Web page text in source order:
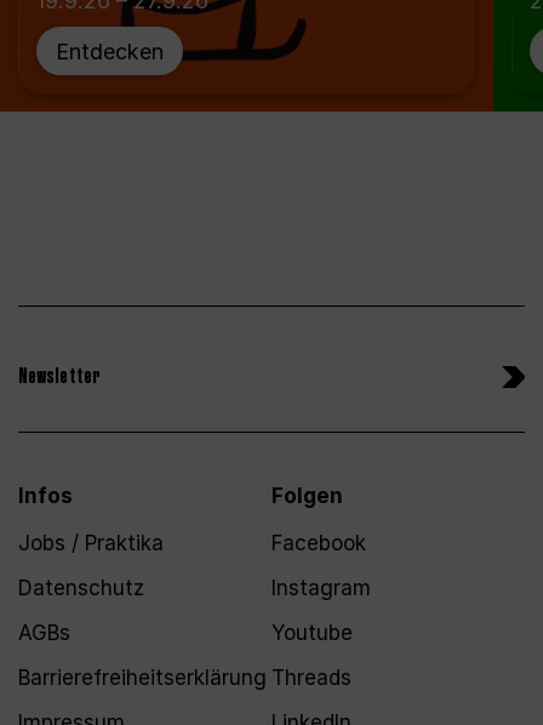
Entdecken
Newsletter
Infos
Jobs / Praktika
Datenschutz
AGBs
Barrierefreiheitserklärung
Folgen
Facebook
Instagram
Youtube
Threads